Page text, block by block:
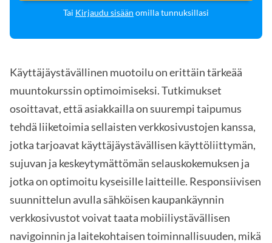
Tai Kirjaudu sisään omilla tunnuksillasi
Käyttäjäystävällinen muotoilu on erittäin tärkeää
muuntokurssin optimoimiseksi. Tutkimukset
osoittavat, että asiakkailla on suurempi taipumus
tehdä liiketoimia sellaisten verkkosivustojen kanssa,
jotka tarjoavat käyttäjäystävällisen käyttöliittymän,
sujuvan ja keskeytymättömän selauskokemuksen ja
jotka on optimoitu kyseisille laitteille. Responsiivisen
suunnittelun avulla sähköisen kaupankäynnin
verkkosivustot voivat taata mobiiliystävällisen
navigoinnin ja laitekohtaisen toiminnallisuuden, mikä